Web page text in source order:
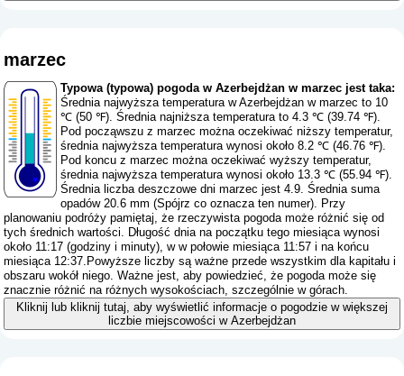
marzec
Typowa (typowa) pogoda w Azerbejdżan w marzec jest taka:
Średnia najwyższa temperatura w Azerbejdżan w marzec to 10
℃ (50 ℉). Średnia najniższa temperatura to 4.3 ℃ (39.74 ℉).
Pod począwszu z marzec można oczekiwać niższy temperatur,
średnia najwyższa temperatura wynosi około 8.2 ℃ (46.76 ℉).
Pod koncu z marzec można oczekiwać wyższy temperatur,
średnia najwyższa temperatura wynosi około 13.3 ℃ (55.94 ℉).
Średnia liczba deszczowe dni marzec jest 4.9. Średnia suma
opadów 20.6 mm (Spójrz co oznacza ten numer). Przy
planowaniu podróży pamiętaj, że rzeczywista pogoda może różnić się od
tych średnich wartości. Długość dnia na początku tego miesiąca wynosi
około 11:17 (godziny i minuty), w w połowie miesiąca 11:57 i na końcu
miesiąca 12:37.Powyższe liczby są ważne przede wszystkim dla kapitału i
obszaru wokół niego. Ważne jest, aby powiedzieć, że pogoda może się
znacznie różnić na różnych wysokościach, szczególnie w górach.
Kliknij lub kliknij tutaj, aby wyświetlić informacje o pogodzie w większej
liczbie miejscowości w Azerbejdżan